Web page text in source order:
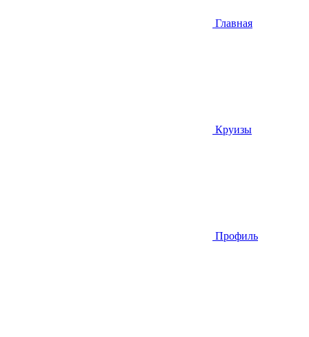
Главная
Круизы
Профиль